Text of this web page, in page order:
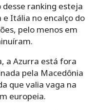
ranking esteja
Itália no encalço do
pelo menos em
a Azurra está fora
pela Macedônia
que valia vaga na
europeia.